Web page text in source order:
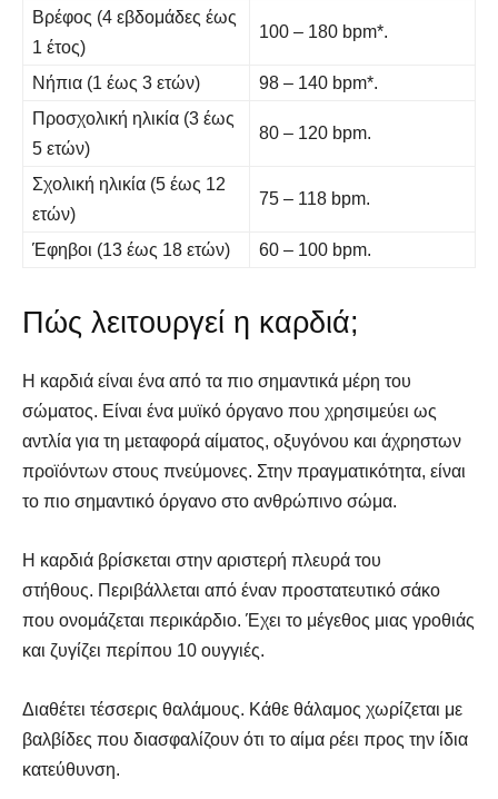
Βρέφος (4 εβδομάδες έως
1 έτος)
100 – 180 bpm*.
Νήπια (1 έως 3 ετών)
98 – 140 bpm*.
Προσχολική ηλικία (3 έως
5 ετών)
80 – 120 bpm.
Σχολική ηλικία (5 έως 12
ετών)
75 – 118 bpm.
Έφηβοι (13 έως 18 ετών) 60 – 100 bpm.
Πώς λειτουργεί η καρδιά;
Η καρδιά είναι ένα από τα πιο σημαντικά μέρη του
σώματος. Είναι ένα μυϊκό όργανο που χρησιμεύει ως
αντλία για τη μεταφορά αίματος, οξυγόνου και άχρηστων
προϊόντων στους πνεύμονες. Στην πραγματικότητα, είναι
το πιο σημαντικό όργανο στο ανθρώπινο σώμα.
Η καρδιά βρίσκεται στην αριστερή πλευρά του
στήθους. Περιβάλλεται από έναν προστατευτικό σάκο
που ονομάζεται περικάρδιο. Έχει το μέγεθος μιας γροθιάς
και ζυγίζει περίπου 10 ουγγιές.
Διαθέτει τέσσερις θαλάμους. Κάθε θάλαμος χωρίζεται με
βαλβίδες που διασφαλίζουν ότι το αίμα ρέει προς την ίδια
κατεύθυνση.